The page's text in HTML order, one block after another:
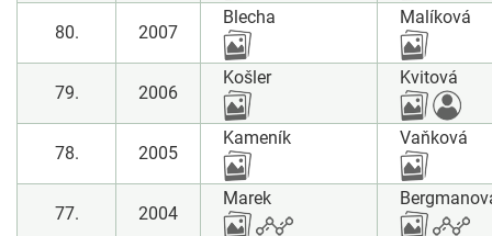
80. 2007
Blecha Malíková
79. 2006
Košler Kvitová
78. 2005
Kameník Vaňková
77. 2004
Marek